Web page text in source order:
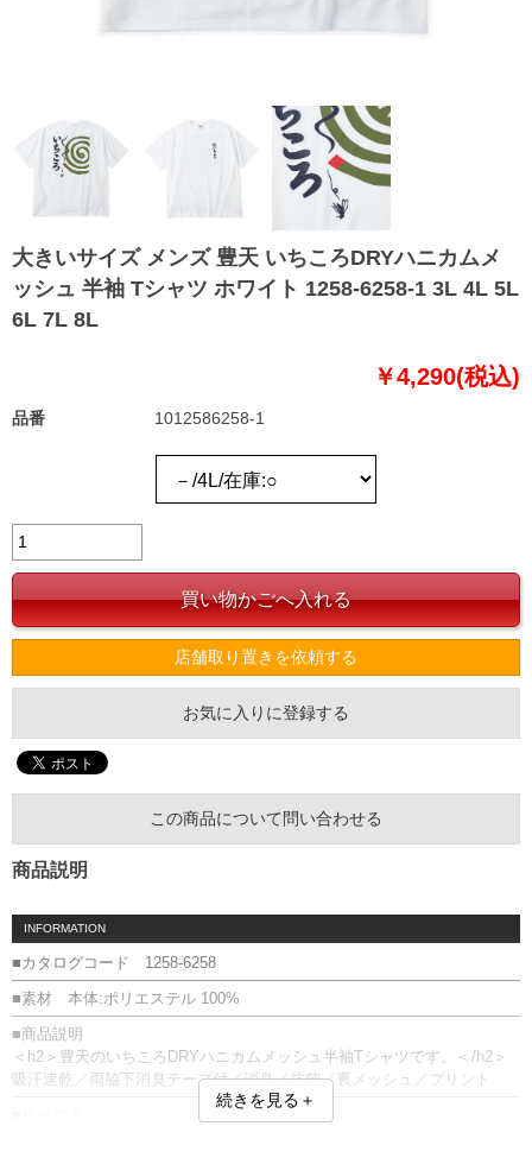
大きいサイズ メンズ 豊天 いちころDRYハニカムメ
ッシュ 半袖 Tシャツ ホワイト 1258-6258-1 3L 4L 5L
6L 7L 8L
￥4,290(税込)
品番 1012586258-1
店舗取り置きを依頼する
お気に入りに登録する
この商品について問い合わせる
商品説明
INFORMATION
■カタログコード 1258-6258
■素材 本体:ポリエステル 100%
■商品説明
＜h2＞豊天のいちころDRYハニカムメッシュ半袖Tシャツです。＜/h2＞
吸汗速乾／両脇下消臭テープ付／消臭／抗菌／裏メッシュ／プリント
続きを見る＋